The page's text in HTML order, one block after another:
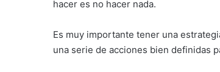
hacer es no hacer nada.
Es muy importante tener una
una serie de acciones bien definidas